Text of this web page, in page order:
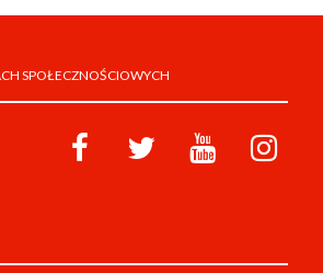
SPOŁECZNOŚCIOWYCH